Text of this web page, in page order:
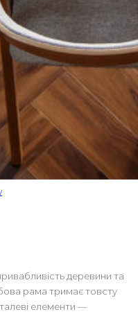
деревини та
рама тримає товсту
елементи —